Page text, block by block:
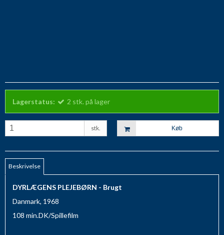
Lagerstatus: 2 stk. på lager
stk. Køb
Beskrivelse
DYRLÆGENS PLEJEBØRN - Brugt
Danmark, 1968
108 min.DK/Spillefilm